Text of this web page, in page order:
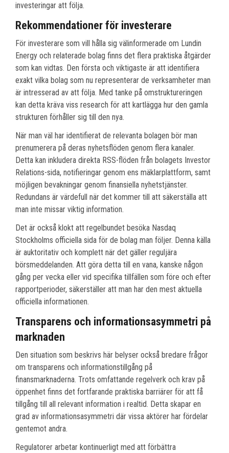
investeringar att följa.
Rekommendationer för investerare
För investerare som vill hålla sig välinformerade om Lundin
Energy och relaterade bolag finns det flera praktiska åtgärder
som kan vidtas. Den första och viktigaste är att identifiera
exakt vilka bolag som nu representerar de verksamheter man
är intresserad av att följa. Med tanke på omstruktureringen
kan detta kräva viss research för att kartlägga hur den gamla
strukturen förhåller sig till den nya.
När man väl har identifierat de relevanta bolagen bör man
prenumerera på deras nyhetsflöden genom flera kanaler.
Detta kan inkludera direkta RSS-flöden från bolagets Investor
Relations-sida, notifieringar genom ens mäklarplattform, samt
möjligen bevakningar genom finansiella nyhetstjänster.
Redundans är värdefull när det kommer till att säkerställa att
man inte missar viktig information.
Det är också klokt att regelbundet besöka Nasdaq
Stockholms officiella sida för de bolag man följer. Denna källa
är auktoritativ och komplett när det gäller reguljära
börsmeddelanden. Att göra detta till en vana, kanske någon
gång per vecka eller vid specifika tillfällen som före och efter
rapportperioder, säkerställer att man har den mest aktuella
officiella informationen.
Transparens och informationsasymmetri på
marknaden
Den situation som beskrivs här belyser också bredare frågor
om transparens och informationstillgång på
finansmarknaderna. Trots omfattande regelverk och krav på
öppenhet finns det fortfarande praktiska barriärer för att få
tillgång till all relevant information i realtid. Detta skapar en
grad av informationsasymmetri där vissa aktörer har fördelar
gentemot andra.
Regulatorer arbetar kontinuerligt med att förbättra